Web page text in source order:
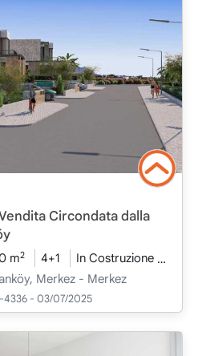
Circondata dalla
m2 4+1 In Costruzione
Merkez - Merkez
4336 - 03/07/2025